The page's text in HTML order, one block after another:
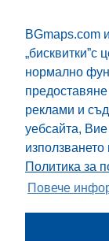
BGmaps.com
„бисквитки”с
нормално
реклами и
уебсайта,
Политика за
Повече